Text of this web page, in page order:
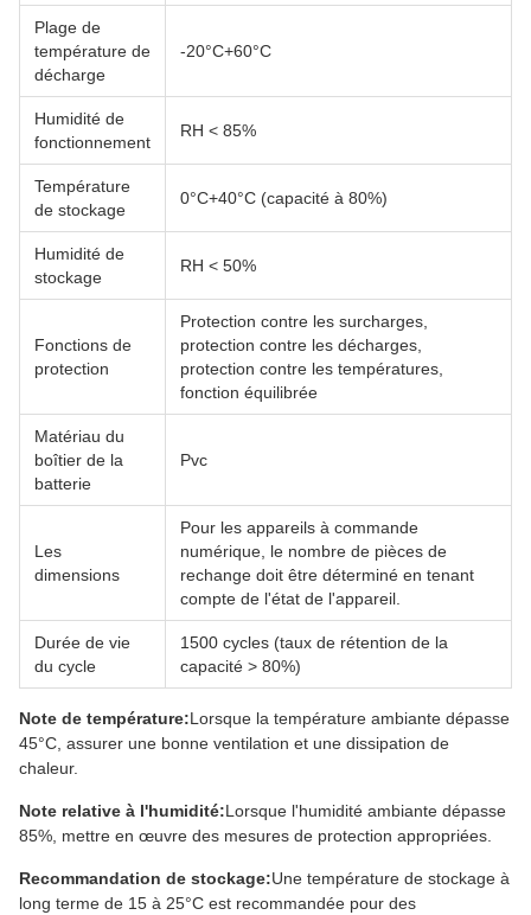
Plage de
température de
décharge
-20°C+60°C
Humidité de
fonctionnement
RH < 85%
Température
de stockage
0°C+40°C (capacité à 80%)
Humidité de
stockage
RH < 50%
Fonctions de
protection
Protection contre les surcharges,
protection contre les décharges,
protection contre les températures,
fonction équilibrée
Matériau du
boîtier de la
batterie
Pvc
Les
dimensions
Pour les appareils à commande
numérique, le nombre de pièces de
rechange doit être déterminé en tenant
compte de l'état de l'appareil.
Durée de vie
du cycle
1500 cycles (taux de rétention de la
capacité > 80%)
Note de température:Lorsque la température ambiante dépasse
45°C, assurer une bonne ventilation et une dissipation de
chaleur.
Note relative à l'humidité:Lorsque l'humidité ambiante dépasse
85%, mettre en œuvre des mesures de protection appropriées.
Recommandation de stockage:Une température de stockage à
long terme de 15 à 25°C est recommandée pour des